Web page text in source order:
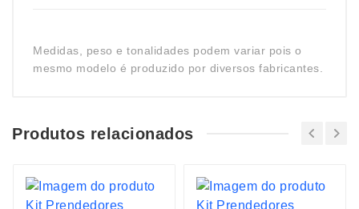
Medidas, peso e tonalidades podem variar pois o
mesmo modelo é produzido por diversos fabricantes.
Produtos relacionados